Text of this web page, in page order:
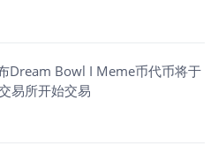
Dream Bowl I Meme币代币将于
易所开始交易